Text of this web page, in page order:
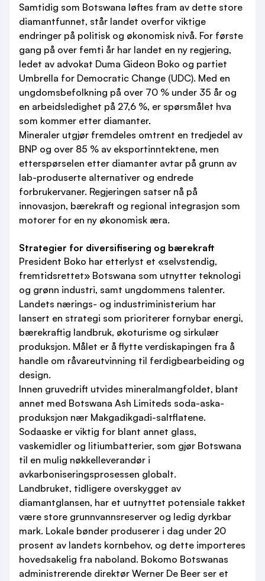
Samtidig som Botswana løftes fram av dette store
diamantfunnet, står landet overfor viktige
endringer på politisk og økonomisk nivå. For første
gang på over femti år har landet en ny regjering,
ledet av advokat Duma Gideon Boko og partiet
Umbrella for Democratic Change (UDC). Med en
ungdomsbefolkning på over 70 % under 35 år og
en arbeidsledighet på 27,6 %, er spørsmålet hva
som kommer etter diamanter.
Mineraler utgjør fremdeles omtrent en tredjedel av
BNP og over 85 % av eksportinntektene, men
etterspørselen etter diamanter avtar på grunn av
lab-produserte alternativer og endrede
forbrukervaner. Regjeringen satser nå på
innovasjon, bærekraft og regional integrasjon som
motorer for en ny økonomisk æra.
Strategier for diversifisering og bærekraft
President Boko har etterlyst et «selvstendig,
fremtidsrettet» Botswana som utnytter teknologi
og grønn industri, samt ungdommens talenter.
Landets nærings- og industriministerium har
lansert en strategi som prioriterer fornybar energi,
bærekraftig landbruk, økoturisme og sirkulær
produksjon. Målet er å flytte verdiskapingen fra å
handle om råvareutvinning til ferdigbearbeiding og
design.
Innen gruvedrift utvides mineralmangfoldet, blant
annet med Botswana Ash Limiteds soda-aska-
produksjon nær Makgadikgadi-saltflatene.
Sodaaske er viktig for blant annet glass,
vaskemidler og litiumbatterier, som gjør Botswana
til en mulig nøkkelleverandør i
avkarboniseringsprosessen globalt.
Landbruket, tidligere overskygget av
diamantglansen, har et uutnyttet potensiale takket
være store grunnvannsreserver og ledig dyrkbar
mark. Lokale bønder produserer i dag under 20
prosent av landets kornbehov, og dette importeres
hovedsakelig fra naboland. Bokomo Botswanas
administrerende direktør Werner De Beer ser et